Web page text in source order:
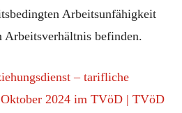
Arbeitsunfähigkeit
Arbeitsverhältnis befinden.
– tarifliche
2024 im TVöD | TVöD